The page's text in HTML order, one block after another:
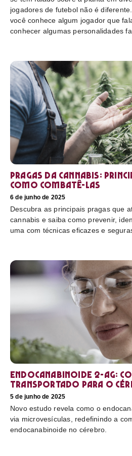
jogadores de futebol não é
você conhece algum jogador que
conhecer algumas personalidades
Pragas da cannabis:
como combatê-las
6 de junho de 2025
Descubra as principais pragas que
cannabis e saiba como prevenir,
uma com técnicas eficazes e
Endocanabinoide 2-AG:
transportado para o
5 de junho de 2025
Novo estudo revela como o
via microvesículas, redefinindo a
endocanabinoide no cérebro.